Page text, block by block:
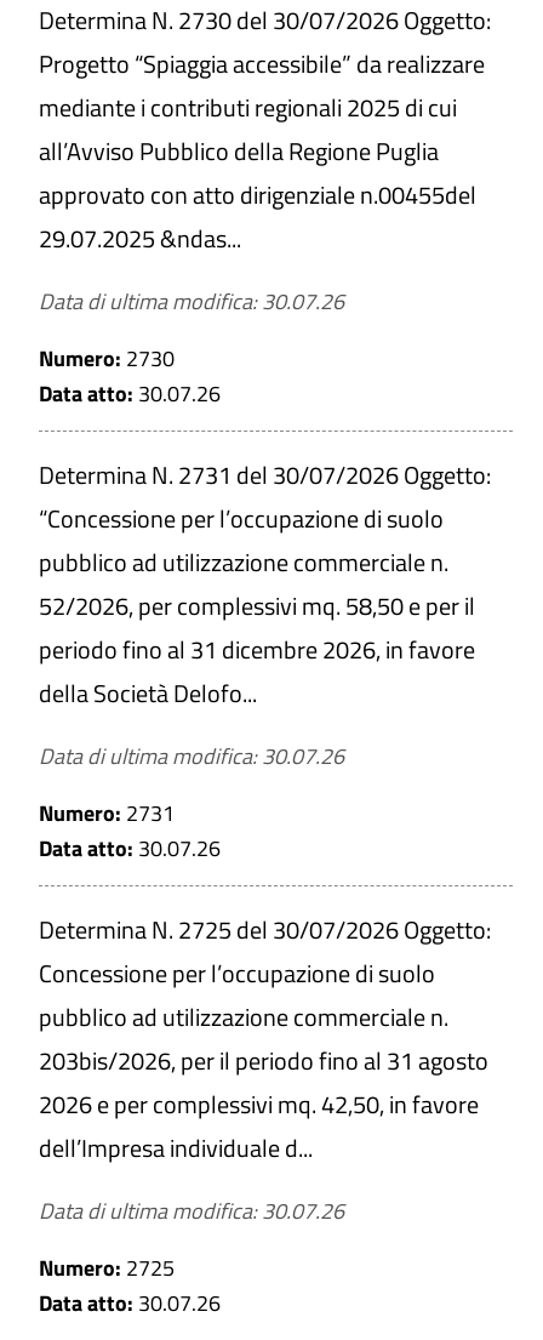
Determina N. 2730 del 30/07/2026 Oggetto:
Progetto “Spiaggia accessibile” da realizzare
mediante i contributi regionali 2025 di cui
all’Avviso Pubblico della Regione Puglia
approvato con atto dirigenziale n.00455del
29.07.2025 &ndas...
Data di ultima modifica: 30.07.26
Numero: 2730
Data atto: 30.07.26
Determina N. 2731 del 30/07/2026 Oggetto:
“Concessione per l’occupazione di suolo
pubblico ad utilizzazione commerciale n.
52/2026, per complessivi mq. 58,50 e per il
periodo fino al 31 dicembre 2026, in favore
della Società Delofo...
Data di ultima modifica: 30.07.26
Numero: 2731
Data atto: 30.07.26
Determina N. 2725 del 30/07/2026 Oggetto:
Concessione per l’occupazione di suolo
pubblico ad utilizzazione commerciale n.
203bis/2026, per il periodo fino al 31 agosto
2026 e per complessivi mq. 42,50, in favore
dell’Impresa individuale d...
Data di ultima modifica: 30.07.26
Numero: 2725
Data atto: 30.07.26